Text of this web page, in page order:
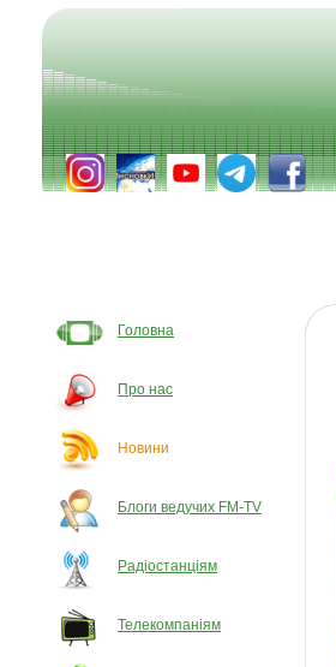
Головна
Про нас
Новини
Блоги ведучих FM-TV
Радіостанціям
Телекомпаніям